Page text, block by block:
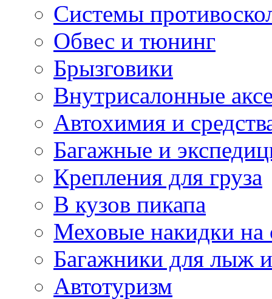
Системы
Обвес и тюнинг
Брызговики
Внутрисалонные
Автохимия и
Багажные и
Крепления для груза
В кузов пикапа
Меховые накидки на
Багажники для лыж
Автотуризм